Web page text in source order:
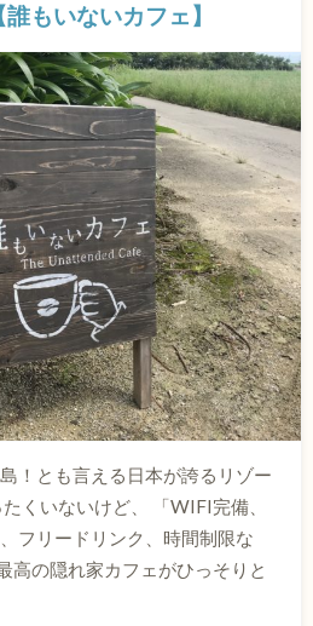
もいないカフェ】
！とも言える日本が誇るリゾー
くいないけど、 「WIFI完備、
フリードリンク、時間制限な
高の隠れ家カフェがひっそりと